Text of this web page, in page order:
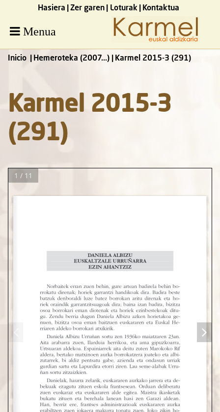
Hasiera Zer garen Loturak Kontaktua
Menua
Inicio Hemeroteka (2007...) Karmel 2015-3 (291)
Karmel 2015-3
(291)
1 / 11